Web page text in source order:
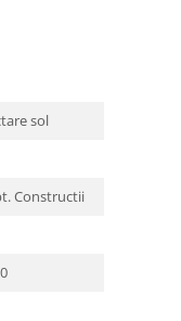
sol
Constructii